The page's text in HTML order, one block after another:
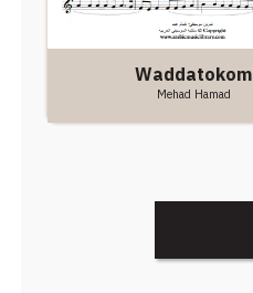
Waddatokom
Mehad Hamad